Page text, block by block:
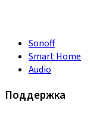
Sonoff
Smart Home
Audio
Поддержка